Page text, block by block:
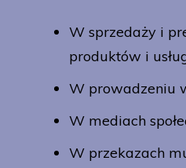
W sprzedaży i
produktów i
W prowadzeniu
W mediach
W przekazach